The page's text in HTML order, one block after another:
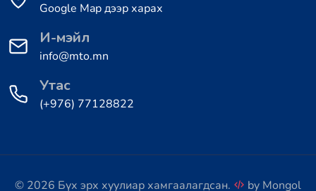
Google Map дээр харах
И-мэйл
info@mto.mn
Утас
(+976) 77128822
© 2026 Бүх эрх хуулиар хамгаалагдсан. by Mongol